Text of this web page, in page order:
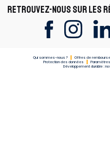
RETROUVEZ-NOUS SUR LES
Qui sommes-nous ? Offres de
Protection des données
Développement durable :